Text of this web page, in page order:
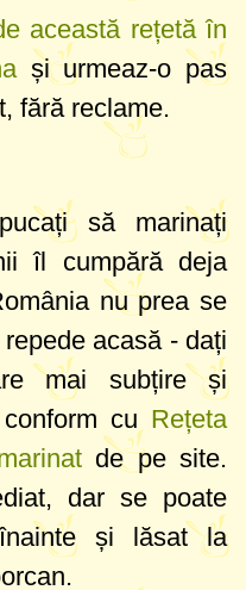
această rețetă în
și urmeaz-o pas
fără reclame.
să marinați
îl cumpără deja
nu prea se
acasă - dați
mai subțire și
cu Rețeta
de pe site.
dar se poate
și lăsat la